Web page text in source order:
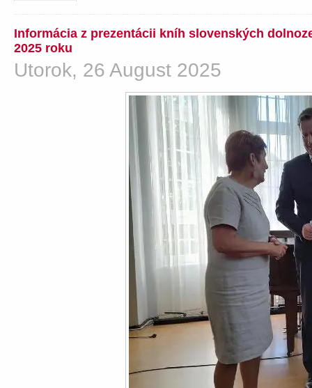
Informácia z prezentácii kníh slovenských
2025 roku
Utorok, 26 August 2025